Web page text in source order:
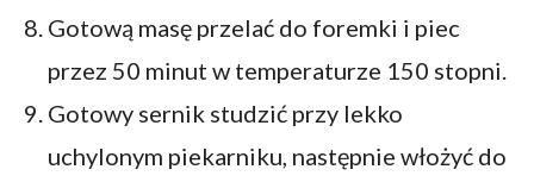
Gotową masę przelać do foremki i piec
przez 50 minut w temperaturze 150 stopni.
Gotowy sernik studzić przy lekko
uchylonym piekarniku, następnie włożyć do